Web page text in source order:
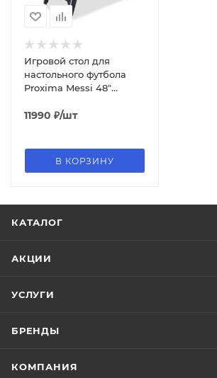
Игровой стол для
настольного футбола
Proxima Messi 48"
11990 ₽/шт
В КОРЗИНУ
КАТАЛОГ
АКЦИИ
УСЛУГИ
БРЕНДЫ
КОМПАНИЯ